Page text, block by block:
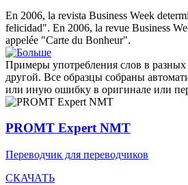
En 2006, la revista Business Week
felicidad". En 2006, la revue Business
appelée "Carte du Bonheur".
Примеры употребления слов в разных
другой. Все образцы собраны
или иную ошибку в оригинале или
PROMT Expert NMT
Переводчик для переводчиков
СКАЧАТЬ